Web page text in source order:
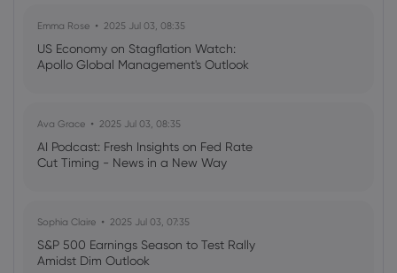
Emma Rose 2025 Jul 03, 08:35
US Economy on Stagflation Watch:
Apollo Global Management's Outlook
Ava Grace 2025 Jul 03, 08:35
AI Podcast: Fresh Insights on Fed Rate
Cut Timing - News in a New Way
Sophia Claire 2025 Jul 03, 07:35
S&P 500 Earnings Season to Test Rally
Amidst Dim Outlook